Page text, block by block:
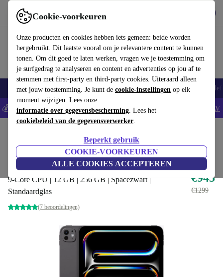
Cookie-voorkeuren
Onze producten en cookies hebben iets gemeen: beide worden
hergebruikt. Dit laatste vooral om je relevantere content te kunnen
tonen. Om dit goed te laten werken, vragen we je toestemming om
je surfgedrag te analyseren en content en advertenties op jou af te
stemmen met first-party en third-party cookies. Uiteraard alleen
met jouw toestemming. Je kunt de cookie-instellingen op elk
moment wijzigen. Lees onze
informatie over gegevensbescherming. Lees het
cookiebeleid van de gegevensverwerker.
Beperkt gebruik
COOKIE-VOORKEUREN
ALLE COOKIES ACCEPTEREN
Gebruik refurbed snel en eenvoudig
Smartphones Laptops Tablets Smartwatches Accessoires
💰Bespaar 5% EXTRA op alle iPhones - Code: IPHONEDEAL - AV
Beste aanbieding
iPad Pro (2025) | 11"
9-Core CPU | 12 GB | 256 GB | Spacezwart |
Standaardglas
(7 beoordelingen)
€945
€1299